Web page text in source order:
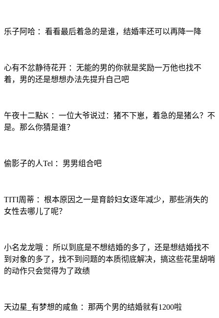
乐子阿哈 ：看看最后着急的是谁，结婚率还可以再降一降
心有不忿静待花开 ：无能的男的你就是奖励一万他也找不
着，男的还是想想办法先提升自己吧
午夜十二點K ：一位大爷说过：猪不下崽，着急的是猪么？不
是。那么你猜是谁？
偷影子的人Tel ：男男组合吧
TITI周蒂 ：根本原因之一是育龄妇女逐年减少，那些消失的
女性去哪儿了呢？
小名龙龙哦 ：所以到底是不想结婚的多了，还是想结婚找不
到对象的多了，找不到问题的本质彻底解决，搞这些花里胡哨
的动作只会觉得为了政绩
天边星_有梦想的咸鱼 ：那两个男的结婚就有1200啦